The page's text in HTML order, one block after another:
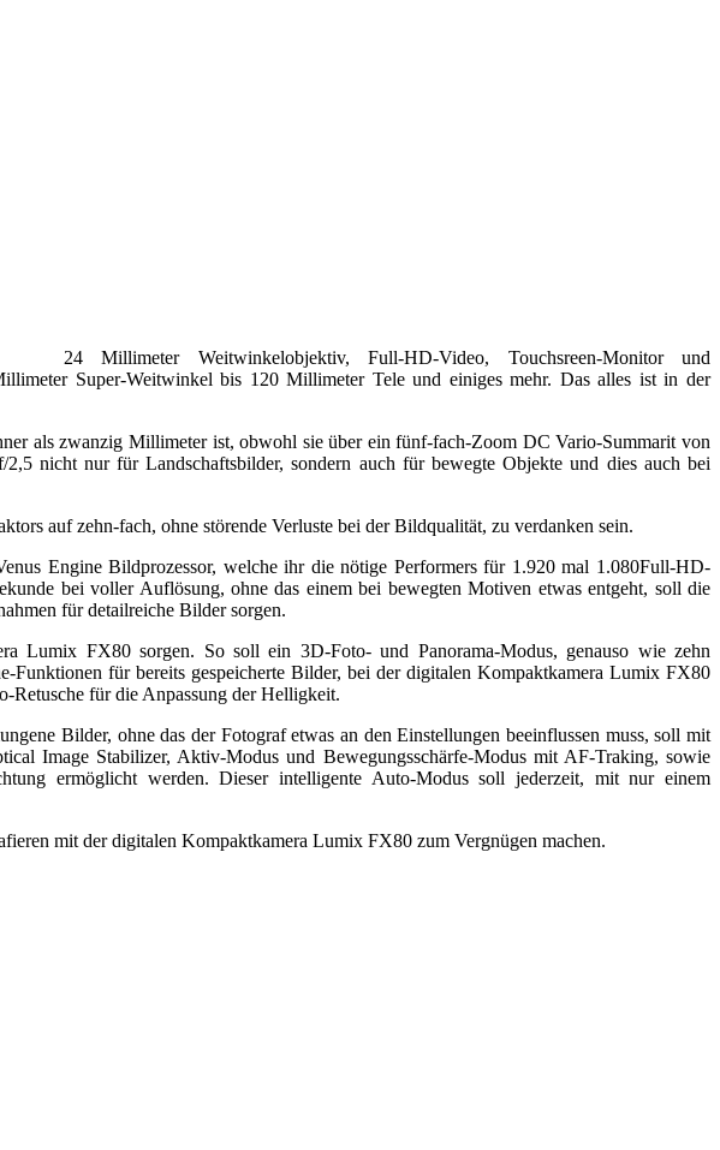
24 Millimeter Weitwinkelobjektiv, Full-HD-Video, Touchsreen-Monitor und
Super-Weitwinkel bis 120 Millimeter Tele und einiges mehr. Das alles ist in der
als zwanzig Millimeter ist, obwohl sie über ein fünf-fach-Zoom DC Vario-Summarit von
nicht nur für Landschaftsbilder, sondern auch für bewegte Objekte und dies auch bei
auf zehn-fach, ohne störende Verluste bei der Bildqualität, zu verdanken sein.
Engine Bildprozessor, welche ihr die nötige Performers für 1.920 mal 1.080Full-HD-
bei voller Auflösung, ohne das einem bei bewegten Motiven etwas entgeht, soll die
für detailreiche Bilder sorgen.
Lumix FX80 sorgen. So soll ein 3D-Foto- und Panorama-Modus, genauso wie zehn
für bereits gespeicherte Bilder, bei der digitalen Kompaktkamera Lumix FX80
Retusche für die Anpassung der Helligkeit.
Bilder, ohne das der Fotograf etwas an den Einstellungen beeinflussen muss, soll mit
Image Stabilizer, Aktiv-Modus und Bewegungsschärfe-Modus mit AF-Traking, sowie
ermöglicht werden. Dieser intelligente Auto-Modus soll jederzeit, mit nur einem
mit der digitalen Kompaktkamera Lumix FX80 zum Vergnügen machen.